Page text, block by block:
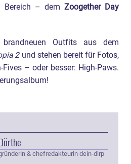
Bereich – dem Zoogether Day
Outfits aus dem
2und stehen bereit für Fotos,
– oder besser: High-Paws.
& chefredakteurin dein-dlrp